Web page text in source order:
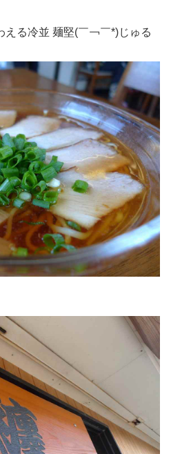
る冷並 麺堅(￣￢￣*)じゅる